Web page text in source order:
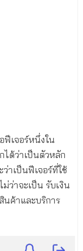
ฟีเจอร์หนึ่งใน
ได้ว่าเป็นตัวหลัก
าเป็นฟีเจอร์ที่ใช้
ว่าจะเป็น รับเงิน
นค้าและบริการ